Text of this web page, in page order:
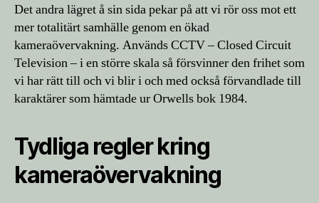
Det andra lägret å sin sida pekar på att vi rör oss mot ett
mer totalitärt samhälle genom en ökad
kameraövervakning. Används CCTV – Closed Circuit
Television – i en större skala så försvinner den frihet som
vi har rätt till och vi blir i och med också förvandlade till
karaktärer som hämtade ur Orwells bok 1984.
Tydliga regler kring
kameraövervakning